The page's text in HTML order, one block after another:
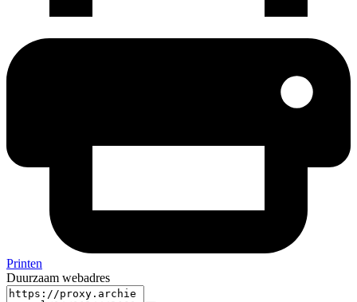
Printen
Duurzaam webadres